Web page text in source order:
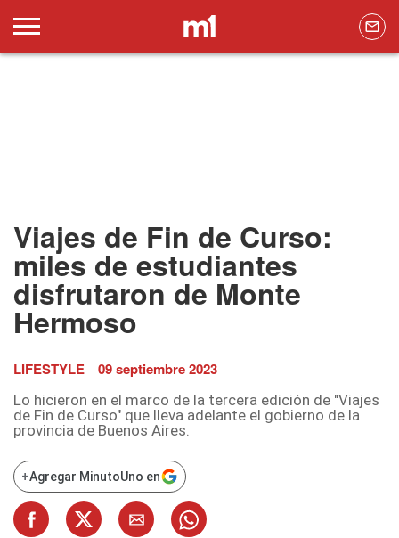
Viajes de Fin de Curso:
miles de estudiantes
disfrutaron de Monte
Hermoso
LIFESTYLE 09 septiembre 2023
Lo hicieron en el marco de la tercera edición de "Viajes
de Fin de Curso" que lleva adelante el gobierno de la
provincia de Buenos Aires.
+Agregar MinutoUno en